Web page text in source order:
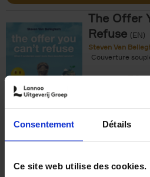
Consentement Détails
Ce site web utilise des cookies.
The Offer
Refuse (EN)
Steven Van
Couverture
€37,50